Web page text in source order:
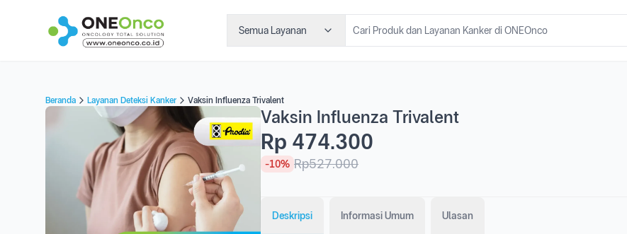
Semua Layanan
Beranda Layanan Deteksi Kanker Vaksin Influenza Trivalent
Vaksin Influenza Trivalent
Rp 474.300
-10% Rp527.000
Deskripsi Informasi Umum Ulasan